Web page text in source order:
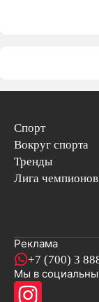
Спорт
Вокруг спорта
Тренды
Лига чемпионов
Реклама
+7 (700) 3
Мы в